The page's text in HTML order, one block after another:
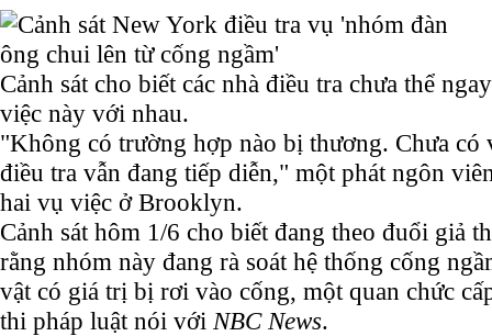
Cảnh sát cho biết các nhà điều tra chưa thể
việc này với nhau.
"Không có trường hợp nào bị thương. Chưa có
điều tra vẫn đang tiếp diễn," một phát ngôn
hai vụ việc ở Brooklyn.
Cảnh sát hôm 1/6 cho biết đang theo đuổi giả
rằng nhóm này đang rà soát hệ thống cống
vật có giá trị bị rơi vào cống, một quan chức
thi pháp luật nói với NBC News.